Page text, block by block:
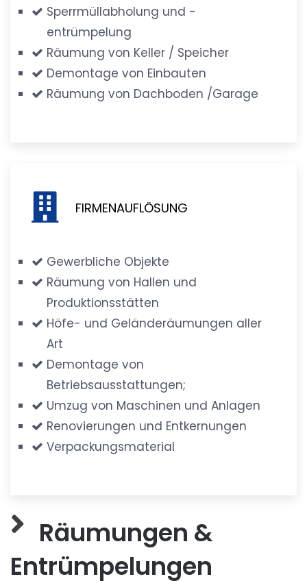
Sperrmüllabholung und -
entrümpelung
Räumung von Keller / Speicher
Demontage von Einbauten
Räumung von Dachboden /Garage
FIRMENAUFLÖSUNG
Gewerbliche Objekte
Räumung von Hallen und
Produktionsstätten
Höfe- und Geländeräumungen aller
Art
Demontage von
Betriebsausstattungen;
Umzug von Maschinen und Anlagen
Renovierungen und Entkernungen
Verpackungsmaterial
Räumungen &
Entrümpelungen